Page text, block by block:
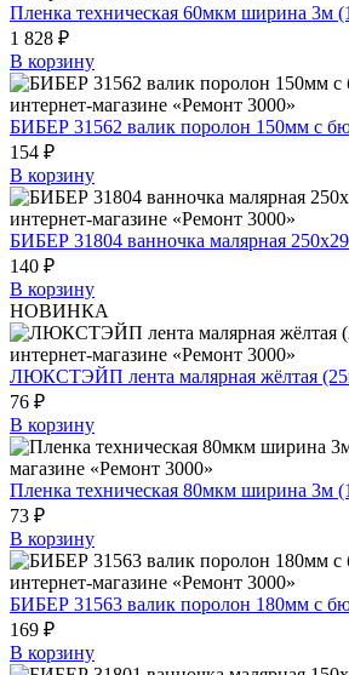
Пленка техническая 60мкм ширина 3м
1 828 ₽
В корзину
БИБЕР 31562 валик поролон 150мм с
154 ₽
В корзину
БИБЕР 31804 ванночка малярная
140 ₽
В корзину
НОВИНКА
ЛЮКСТЭЙП лента малярная жёлтая
76 ₽
В корзину
Пленка техническая 80мкм ширина 3м
73 ₽
В корзину
БИБЕР 31563 валик поролон 180мм с
169 ₽
В корзину